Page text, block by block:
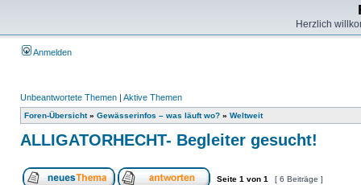
Herzlich
Anmelden
Unbeantwortete Themen | Aktive Themen
Foren-Übersicht» Gewässerinfos – was läuft wo? » Weltweit
ALLIGATORHECHT- Begleiter gesucht!
Seite 1 von 1 [ 6 Beiträge ]